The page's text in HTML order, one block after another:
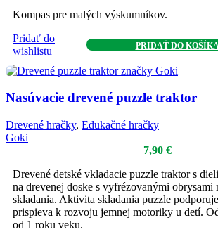
Kompas pre malých výskumníkov.
Pridať do
wishlistu
PRIDAŤ DO KOŠÍKA
Nasúvacie drevené puzzle traktor
Drevené hračky, Edukačné hračky
Goki
7,90 €
Drevené detské vkladacie puzzle traktor s
na drevenej doske s vyfrézovanými obrysami
skladania. Aktivita skladania puzzle
prispieva k rozvoju jemnej motoriky u detí.
od 1 roku veku.